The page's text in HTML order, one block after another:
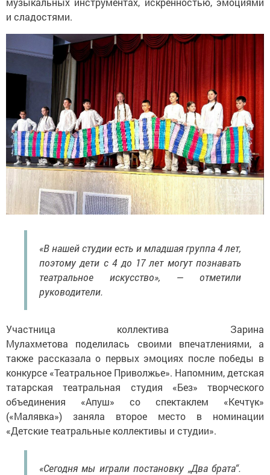
и сладостями.
«В нашей студии есть и младшая группа 4 лет,
поэтому дети с 4 до 17 лет могут познавать
театральное искусство», — отметили
руководители.
Участница коллектива Зарина
Мулахметова поделилась своими впечатлениями, а
также рассказала о первых эмоциях после победы в
конкурсе «Театральное Приволжье». Напомним, детская
татарская театральная студия «Без» творческого
объединения «Апуш» со спектаклем «Кечтүк»
(«Малявка») заняла второе место в номинации
«Детские театральные коллективы и студии».
«Сегодня мы играли постановку „Два брата“.